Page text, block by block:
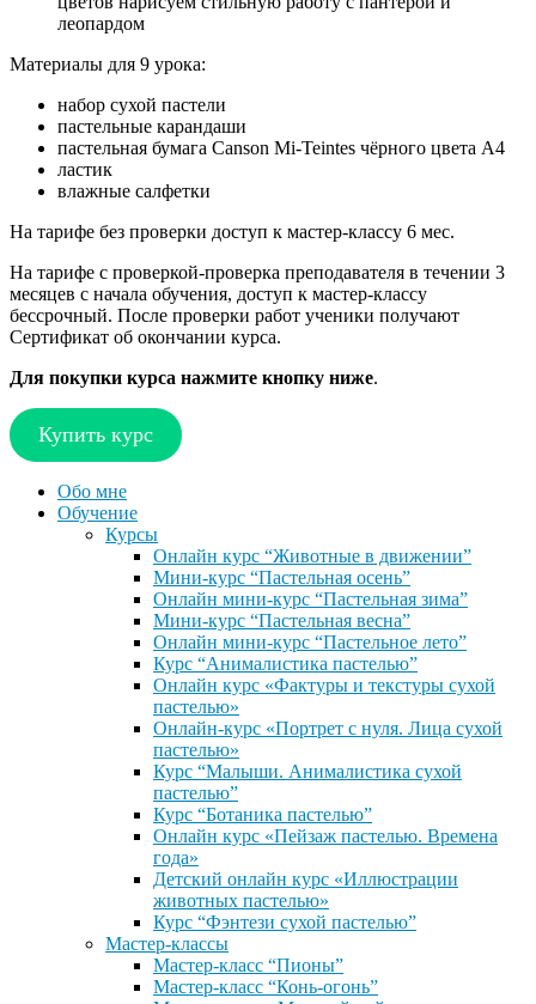
леопардом
Материалы для 9 урока:
набор сухой пастели
пастельные карандаши
пастельная бумага Canson Mi-Teintes чёрного цвета А4
ластик
влажные салфетки
На тарифе без проверки доступ к мастер-классу 6 мес.
На тарифе с проверкой-проверка преподавателя в течении 3
месяцев с начала обучения, доступ к мастер-классу
бессрочный. После проверки работ ученики получают
Сертификат об окончании курса.
Для покупки курса нажмите кнопку ниже.
Купить курс
Обо мне
Обучение
Курсы
Онлайн курс “Животные в движении”
Мини-курс “Пастельная осень”
Онлайн мини-курс “Пастельная зима”
Мини-курс “Пастельная весна”
Онлайн мини-курс “Пастельное лето”
Курс “Анималистика пастелью”
Онлайн курс «Фактуры и текстуры сухой
пастелью»
Онлайн-курс «Портрет с нуля. Лица сухой
пастелью»
Курс “Малыши. Анималистика сухой
пастелью”
Курс “Ботаника пастелью”
Онлайн курс «Пейзаж пастелью. Времена
года»
Детский онлайн курс «Иллюстрации
животных пастелью»
Курс “Фэнтези сухой пастелью”
Мастер-классы
Мастер-класс “Пионы”
Мастер-класс “Конь-огонь”